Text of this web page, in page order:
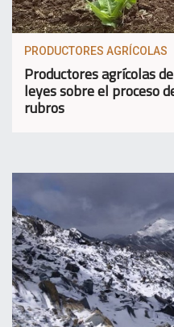
PRODUCTORES AGRÍCOLAS
Productores agrícolas
leyes sobre el proceso
rubros